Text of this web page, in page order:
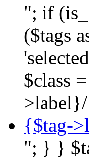
"; if
($tags
$class
{$tag-
"; } }